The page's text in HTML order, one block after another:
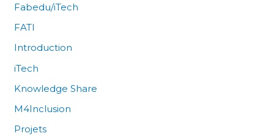
Fabedu/iTech
FATI
Introduction
iTech
Knowledge Share
M4Inclusion
Projets